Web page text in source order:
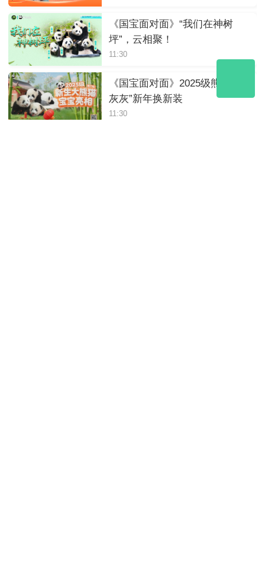
《国宝面对面》“我们在神树
坪”，云相聚！
11:30
《国宝面对面》2025级熊猫“小
灰灰”新年换新装
11:30